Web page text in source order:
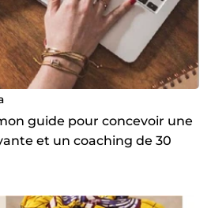
guide pour concevoir une
et un coaching de 30